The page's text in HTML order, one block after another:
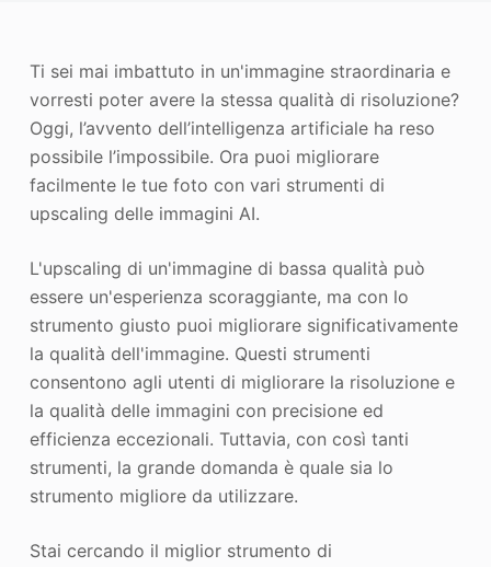
Immagine Ricopyright
Ti sei mai imbattuto in un'immagine straordinaria e
vorresti poter avere la stessa qualità di risoluzione?
Oggi, l’avvento dell’intelligenza artificiale ha reso
possibile l’impossibile. Ora puoi migliorare
facilmente le tue foto con vari strumenti di
upscaling delle immagini AI.
L'upscaling di un'immagine di bassa qualità può
essere un'esperienza scoraggiante, ma con lo
strumento giusto puoi migliorare significativamente
la qualità dell'immagine. Questi strumenti
consentono agli utenti di migliorare la risoluzione e
la qualità delle immagini con precisione ed
efficienza eccezionali. Tuttavia, con così tanti
strumenti, la grande domanda è quale sia lo
strumento migliore da utilizzare.
Stai cercando il miglior strumento di